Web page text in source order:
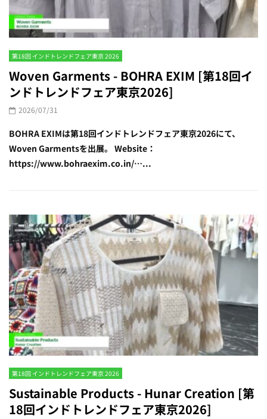
第18回 インドトレンドフェア東京 2026
Woven Garments - BOHRA EXIM [第18回イ
ンドトレンドフェア東京2026]
2026/07/31
BOHRA EXIMは第18回インドトレンドフェア東京2026にて、
Woven Garmentsを出展。 Website：
https://www.bohraexim.co.in/…...
第18回 インドトレンドフェア東京 2026
Sustainable Products - Hunar Creation [第
18回インドトレンドフェア東京2026]